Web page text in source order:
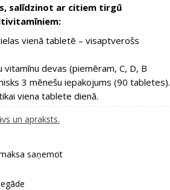
salīdzinot ar citiem tirgū
vienā tabletē – visaptverošs
vitamīnu devas (piemēram, C, D, B
3 mēnešu iepakojums (90 tabletes).
viena tablete dienā.
un apraksts.
saņemot